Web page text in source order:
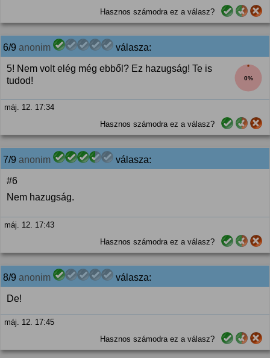
Hasznos számodra ez a válasz?
6/9 anonim válasza:
0%
5! Nem volt elég még ebből? Ez hazugság! Te is
tudod!
máj. 12. 17:34
Hasznos számodra ez a válasz?
7/9 anonim válasza:
#6
Nem hazugság.
máj. 12. 17:43
Hasznos számodra ez a válasz?
8/9 anonim válasza:
De!
máj. 12. 17:45
Hasznos számodra ez a válasz?